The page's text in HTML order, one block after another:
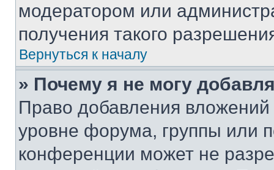
модератором или
получения такого
Вернуться к началу
» Почему я не могу
Право добавления
уровне форума, группы или
конференции может не